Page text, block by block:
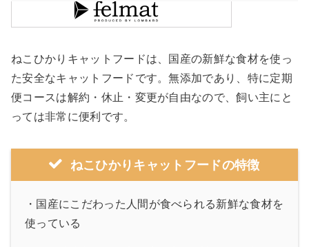
ねこひかりキャットフードは、国産の新鮮な食材を使っ
た安全なキャットフードです。無添加であり、特に定期
便コースは解約・休止・変更が自由なので、飼い主にと
っては非常に便利です。
ねこひかりキャットフードの特徴
・国産にこだわった人間が食べられる新鮮な食材を
使っている